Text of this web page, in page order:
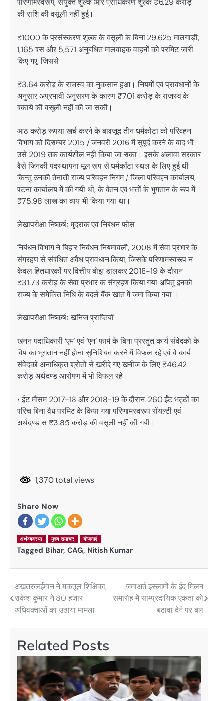
परिणामस्वरूप, संयुक्त शुल्क और प्राधिकरण शुल्क ₹6.29 करोड़
की राशि की वसूली नहीं हुई।
₹1000 के प्रसंस्करण शुल्क के वसूली के बिना 29.625 मालगाड़ी,
1,165 बस और 5,571 अनुबंधित मालवाहक वाहनों को परमिट जारी
किए गए, जिससे
₹3.64 करोड़ के राजस्व का नुकसान हुआ। नियमों एवं प्रावधानों के
अनुसार अप्रभावी अनुसरण के कारण ₹7.01 करोड़ के राजस्व के
बकाये की वसूली नहीं की जा सकी।
आठ करोड़ रूपया खर्च करने के बावजूद तीन धर्मकोटा को परिवहन
विभाग को दिसम्बर 2015 / जनवरी 2016 में सुपूर्द करने के बाद भी
उसे 2019 तक कार्यशील नहीं किया जा सका। इसके अलावा सरकार
वैसे जिनकी पदस्थापना मूल रूप से धर्मकाँटा स्थल के लिए हुई थी
किन्तु उनकी तैनाती राज्य परिवहन निगम / जिला परिवहन कार्यालय,
पटना कार्यालय में की गयी थी, के वेतन एवं भत्तों के भुगतान के रूप में
₹75.98 लाख का व्यय भी किया गया था।
लेखापरीक्षा निष्कर्षः मुद्रांक एवं निबंधन फीस
निबंधन विभाग ने बिहार निबंधन नियमावली, 2008 में सेवा प्रभार के
संग्रहण से संबंधित अवैध प्रावधान किया, जिसके परिणामस्वरूप न
केवल हितधारकों पर वित्तीय बोझ डालकर 2018-19 के दौरान
₹31.73 करोड़ के सेवा प्रभार क संग्रहण किया गया अपितु इनको
राज्य के समेकित निधि के बदले बैंक खात में जमा किया गया ।
लेखापरीक्षा निष्कर्षः खनिज प्राप्तियाँ
खनन पदाधिकारी ‘एम’ एवं ‘एन’ फार्म के बिना प्रस्तुत कार्य संवेदको के
विप का भूगतान नहीं होना सुनिश्चित करने में विफल रहे एवं वे कार्य
संवेदकों अनाधिकृत श्रोतों से खरीदे गए खनीज के लिए ₹46.42
करोड़ अर्थदण्ड आरोपण में भी विफल रहे।
• ईट मौसम 2017-18 और 2018-19 के दौरान, 260 ईंट भट्ठों का
परिच बिना वैध परमिट के किया गया परिणामस्वरूप रॉयल्टी एवं
अर्थदण्ड स ₹3.85 करोड़ की वसूली नहीं की गयी।
1,370 total views
Share Now
अर्थव्यवस्था मुख्य समाचार योजनाएं
Tagged Bihar, CAG, Nitish Kumar
Post
navigation
अख़तरुलईमान ने मकतूल शिक्षिका,
राकेश कुमार ने 80 हजार
अधिवक्ताओं का उठाया मामला
जमाअते इस्लामी के ईद मिलन
समारोह में साम्प्रदायिक एकता को
बढ़ावा देने पर बल
Related Posts